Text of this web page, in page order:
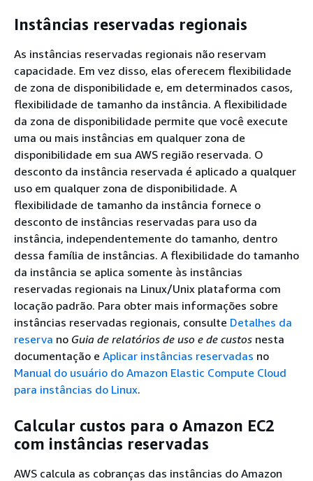
Instâncias reservadas regionais
As instâncias reservadas regionais não reservam
capacidade. Em vez disso, elas oferecem flexibilidade
de zona de disponibilidade e, em determinados casos,
flexibilidade de tamanho da instância. A flexibilidade
da zona de disponibilidade permite que você execute
uma ou mais instâncias em qualquer zona de
disponibilidade em sua AWS região reservada. O
desconto da instância reservada é aplicado a qualquer
uso em qualquer zona de disponibilidade. A
flexibilidade de tamanho da instância fornece o
desconto de instâncias reservadas para uso da
instância, independentemente do tamanho, dentro
dessa família de instâncias. A flexibilidade do tamanho
da instância se aplica somente às instâncias
reservadas regionais na Linux/Unix plataforma com
locação padrão. Para obter mais informações sobre
instâncias reservadas regionais, consulte Detalhes da
reserva no Guia de relatórios de uso e de custos nesta
documentação e Aplicar instâncias reservadas no
Manual do usuário do Amazon Elastic Compute Cloud
para instâncias do Linux.
Calcular custos para o Amazon EC2
com instâncias reservadas
AWS calcula as cobranças das instâncias do Amazon